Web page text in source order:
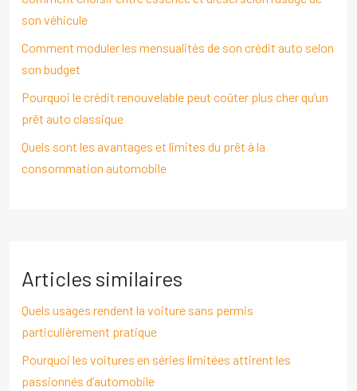
son véhicule
Comment moduler les mensualités de son crédit auto selon
son budget
Pourquoi le crédit renouvelable peut coûter plus cher qu’un
prêt auto classique
Quels sont les avantages et limites du prêt à la
consommation automobile
Articles similaires
Quels usages rendent la voiture sans permis
particulièrement pratique
Pourquoi les voitures en séries limitées attirent les
passionnés d’automobile